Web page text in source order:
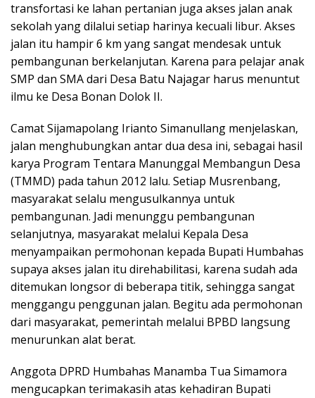
transfortasi ke lahan pertanian juga akses jalan anak
sekolah yang dilalui setiap harinya kecuali libur. Akses
jalan itu hampir 6 km yang sangat mendesak untuk
pembangunan berkelanjutan. Karena para pelajar anak
SMP dan SMA dari Desa Batu Najagar harus menuntut
ilmu ke Desa Bonan Dolok II.
Camat Sijamapolang Irianto Simanullang menjelaskan,
jalan menghubungkan antar dua desa ini, sebagai hasil
karya Program Tentara Manunggal Membangun Desa
(TMMD) pada tahun 2012 lalu. Setiap Musrenbang,
masyarakat selalu mengusulkannya untuk
pembangunan. Jadi menunggu pembangunan
selanjutnya, masyarakat melalui Kepala Desa
menyampaikan permohonan kepada Bupati Humbahas
supaya akses jalan itu direhabilitasi, karena sudah ada
ditemukan longsor di beberapa titik, sehingga sangat
menggangu penggunan jalan. Begitu ada permohonan
dari masyarakat, pemerintah melalui BPBD langsung
menurunkan alat berat.
Anggota DPRD Humbahas Manamba Tua Simamora
mengucapkan terimakasih atas kehadiran Bupati